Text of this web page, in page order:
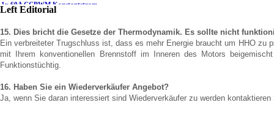
Stromstärke Steuerung
2026-08-04 09:13:36
1x 60A CCPWM Konstantstrom
Pulseweitenmodulator - Präzise
Land > Portugal
Left Editorial
15. Dies bricht die Gesetze der Thermodynamik. Es sollte nicht
Ein verbreiteter Trugschluss ist, dass es mehr Energie braucht um HHO
mit Ihrem konventionellen Brennstoff im Inneren des Motors
Funktionstüchtig.
16. Haben Sie ein Wiederverkäufer Angebot?
Ja, wenn Sie daran interessiert sind Wiederverkäufer zu werden